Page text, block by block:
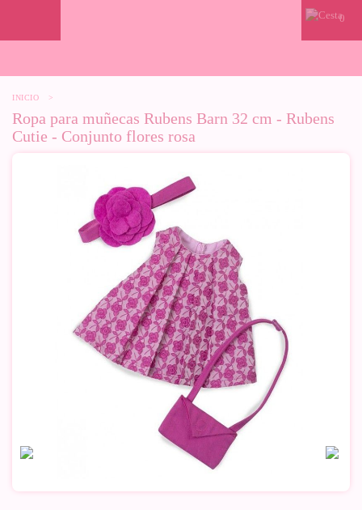
0
INICIO >
Ropa para muñecas Rubens Barn 32 cm - Rubens
Cutie - Conjunto flores rosa